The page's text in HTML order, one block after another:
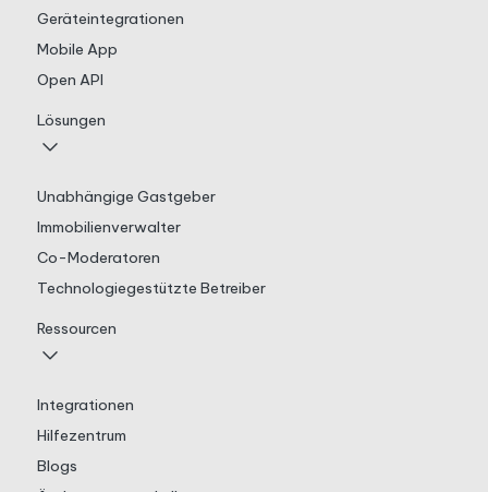
Geräteintegrationen
Mobile App
Open API
Lösungen
Unabhängige Gastgeber
Immobilienverwalter
Co-Moderatoren
Technologiegestützte Betreiber
Ressourcen
Integrationen
Hilfezentrum
Blogs